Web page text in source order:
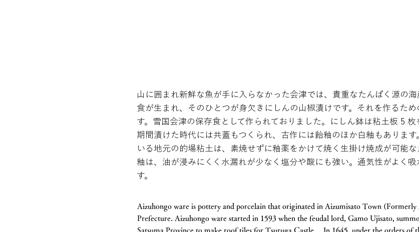
山に囲まれ新鮮な魚が手に入らなかった会津では、貴重なたんぱく源の
食が生まれ、そのひとつが身欠きにしんの山椒漬けです。それを作るた
す。雪国会津の保存食として作られておりました。にしん鉢は粘土板 5
期間漬けた時代には共蓋もつくられ、古作には飴釉のほか白釉もありま
いる地元の的場粘土は、素焼せずに釉薬をかけて焼く生掛け焼成が可能
釉は、油が浸みにくく水漏れが少なく塩分や酸にも強い。通気性がよく
す。
Aizuhongo ware is pottery and porcelain that originated in Aizumisato Town
Prefecture. Aizuhongo ware started in 1593 when the feudal lord, Gamo Ujisato,
Satsuma Province to make roof tiles for Tsuruga Castle. In 1645, under the orders of